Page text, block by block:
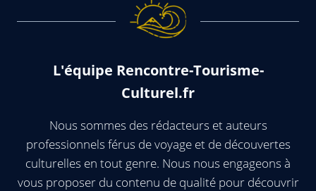
L'équipe Rencontre-Tourisme-
Culturel.fr
Nous sommes des rédacteurs et auteurs
professionnels férus de voyage et de découvertes
culturelles en tout genre. Nous nous engageons à
vous proposer du contenu de qualité pour découvrir